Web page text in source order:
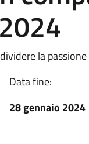
la
Data fine:
28 gennaio 2024